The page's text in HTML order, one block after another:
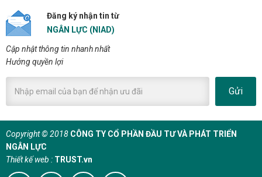
Đăng ký nhận tin từ
NGÂN LỰC (NIAD)
Cập nhật thông tin nhanh nhất
Hưởng quyền lợi
Gửi
Copyright © 2018 CÔNG TY CỔ PHẦN ĐẦU TƯ VÀ PHÁT TRIỂN
NGÂN LỰC
Thiết kế web : TRUST.vn